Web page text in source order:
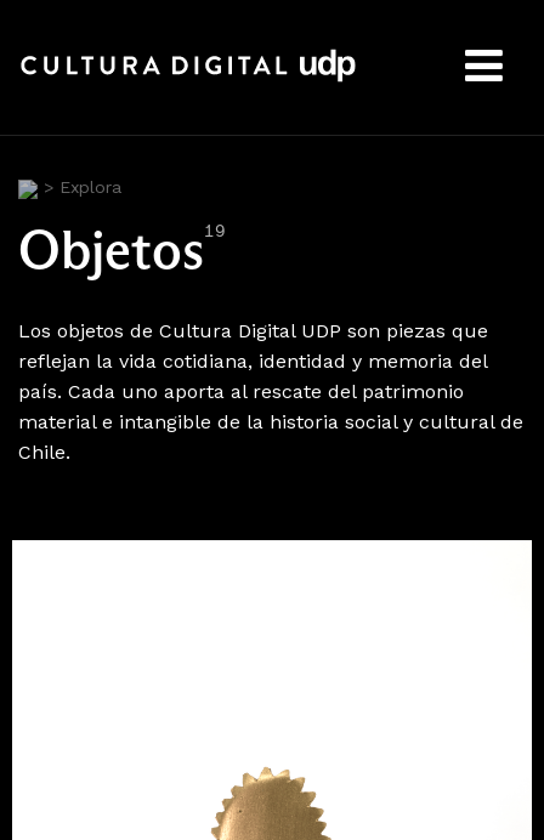
> Explora
Objetos19
Los objetos de Cultura Digital UDP son piezas que
reflejan la vida cotidiana, identidad y memoria del
país. Cada uno aporta al rescate del patrimonio
material e intangible de la historia social y cultural de
Chile.